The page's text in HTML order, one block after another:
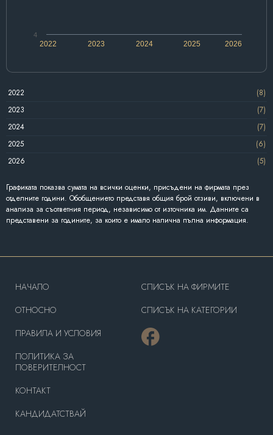
2022 2024 2026
2023 2025
4
2022
(8)
2023
(7)
2024
(7)
2025
(6)
2026
(5)
Графиката показва сумата на всички оценки, присъдени на фирмата през
отделните години. Обобщението представя общия брой отзиви, включени в
анализа за съответния период, независимо от източника им. Данните са
представени за годините, за които е имало налична пълна информация.
HAЧАЛО
OТНОСНО
ПРАВИЛА И УСЛОВИЯ
ПОЛИТИКА ЗА
ПОВЕРИТЕЛНОСТ
КОНТАКТ
КАНДИДАТСТВАЙ
СПИСЪК НА ФИРМИТЕ
СПИСЪК НА КАТЕГОРИИ